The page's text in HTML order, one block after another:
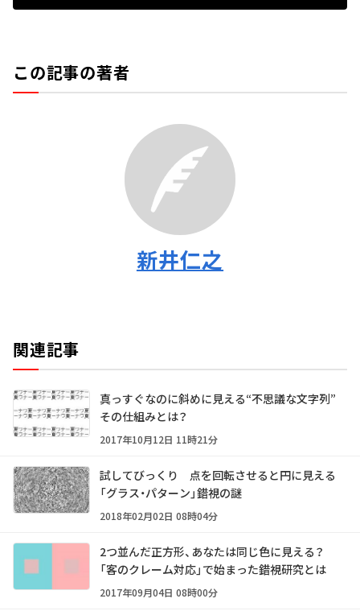
この記事の著者
新井仁之
関連記事
真っすぐなのに斜めに見える“不思議な文字列”
その仕組みとは？
2017年10月12日 11時21分
試してびっくり 点を回転させると円に見える
「グラス・パターン」錯視の謎
2018年02月02日 08時04分
2つ並んだ正方形、あなたは同じ色に見える？
「客のクレーム対応」で始まった錯視研究とは
2017年09月04日 08時00分